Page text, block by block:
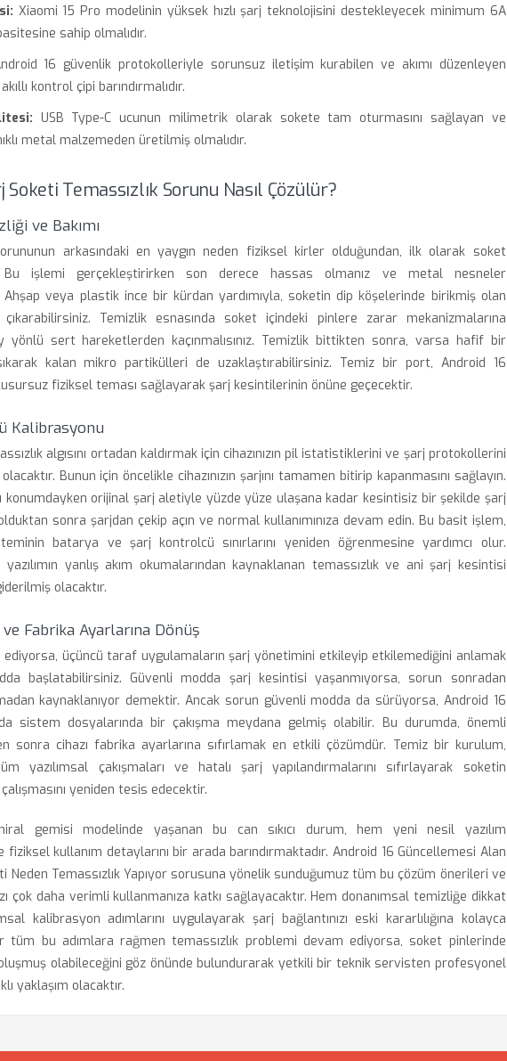
Xiaomi 15 Pro modelinin yüksek hızlı şarj teknolojisini destekleyecek minimum 6A
sahip olmalıdır.
16 güvenlik protokolleriyle sorunsuz iletişim kurabilen ve akımı düzenleyen
kontrol çipi barındırmalıdır.
USB Type-C ucunun milimetrik olarak sokete tam oturmasını sağlayan ve
metal malzemeden üretilmiş olmalıdır.
Soketi Temassızlık Sorunu Nasıl Çözülür?
ve Bakımı
arkasındaki en yaygın neden fiziksel kirler olduğundan, ilk olarak soket
Bu işlemi gerçekleştirirken son derece hassas olmanız ve metal nesneler
Ahşap veya plastik ince bir kürdan yardımıyla, soketin dip köşelerinde birikmiş olan
çıkarabilirsiniz. Temizlik esnasında soket içindeki pinlere zarar mekanizmalarına
yönlü sert hareketlerden kaçınmalısınız. Temizlik bittikten sonra, varsa hafif bir
kalan mikro partikülleri de uzaklaştırabilirsiniz. Temiz bir port, Android 16
fiziksel teması sağlayarak şarj kesintilerinin önüne geçecektir.
Kalibrasyonu
algısını ortadan kaldırmak için cihazınızın pil istatistiklerini ve şarj protokollerini
Bunun için öncelikle cihazınızın şarjını tamamen bitirip kapanmasını sağlayın.
konumdayken orijinal şarj aletiyle yüzde yüze ulaşana kadar kesintisiz bir şekilde şarj
sonra şarjdan çekip açın ve normal kullanımınıza devam edin. Bu basit işlem,
batarya ve şarj kontrolcü sınırlarını yeniden öğrenmesine yardımcı olur.
yanlış akım okumalarından kaynaklanan temassızlık ve ani şarj kesintisi
olacaktır.
Fabrika Ayarlarına Dönüş
üçüncü taraf uygulamaların şarj yönetimini etkileyip etkilemediğini anlamak
başlatabilirsiniz. Güvenli modda şarj kesintisi yaşanmıyorsa, sorun sonradan
kaynaklanıyor demektir. Ancak sorun güvenli modda da sürüyorsa, Android 16
sistem dosyalarında bir çakışma meydana gelmiş olabilir. Bu durumda, önemli
sonra cihazı fabrika ayarlarına sıfırlamak en etkili çözümdür. Temiz bir kurulum,
yazılımsal çakışmaları ve hatalı şarj yapılandırmalarını sıfırlayarak soketin
yeniden tesis edecektir.
gemisi modelinde yaşanan bu can sıkıcı durum, hem yeni nesil yazılım
kullanım detaylarını bir arada barındırmaktadır. Android 16 Güncellemesi Alan
Neden Temassızlık Yapıyor sorusuna yönelik sunduğumuz tüm bu çözüm önerileri ve
çok daha verimli kullanmanıza katkı sağlayacaktır. Hem donanımsal temizliğe dikkat
kalibrasyon adımlarını uygulayarak şarj bağlantınızı eski kararlılığına kolayca
tüm bu adımlara rağmen temassızlık problemi devam ediyorsa, soket pinlerinde
olabileceğini göz önünde bulundurarak yetkili bir teknik servisten profesyonel
yaklaşım olacaktır.